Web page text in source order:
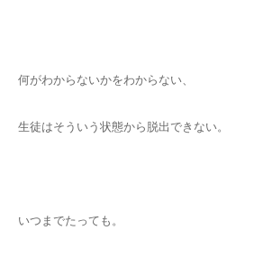
何がわからないかをわからない、
生徒はそういう状態から脱出できない。
いつまでたっても。